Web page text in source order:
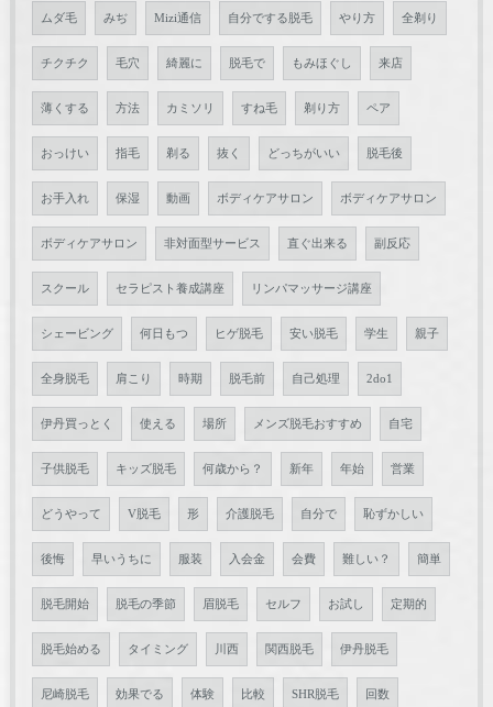
ムダ毛 みぢ Mizi通信 自分でする脱毛 やり方 全剃り
チクチク 毛穴 綺麗に 脱毛で もみほぐし 来店
薄くする 方法 カミソリ すね毛 剃り方 ペア
おっけい 指毛 剃る 抜く どっちがいい 脱毛後
お手入れ 保湿 動画 ボディケアサロン ボディケアサロン
ボディケアサロン 非対面型サービス 直ぐ出来る 副反応
スクール セラピスト養成講座 リンパマッサージ講座
シェービング 何日もつ ヒゲ脱毛 安い脱毛 学生 親子
全身脱毛 肩こり 時期 脱毛前 自己処理 2do1
伊丹買っとく 使える 場所 メンズ脱毛おすすめ 自宅
子供脱毛 キッズ脱毛 何歳から？ 新年 年始 営業
どうやって V脱毛 形 介護脱毛 自分で 恥ずかしい
後悔 早いうちに 服装 入会金 会費 難しい？ 簡単
脱毛開始 脱毛の季節 眉脱毛 セルフ お試し 定期的
脱毛始める タイミング 川西 関西脱毛 伊丹脱毛
尼崎脱毛 効果でる 体験 比較 SHR脱毛 回数